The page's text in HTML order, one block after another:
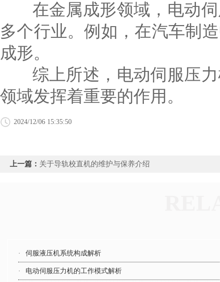
在金属成形领域，电动伺
多个行业。例如，在汽车制
成形。
综上所述，电动伺服压力
领域发挥着重要的作用。
2024/12/06 15:35:50
上一篇： 关于导轨校直机的维护与保养介绍
· 伺服液压机系统构成解析
· 电动伺服压力机的工作模式解析